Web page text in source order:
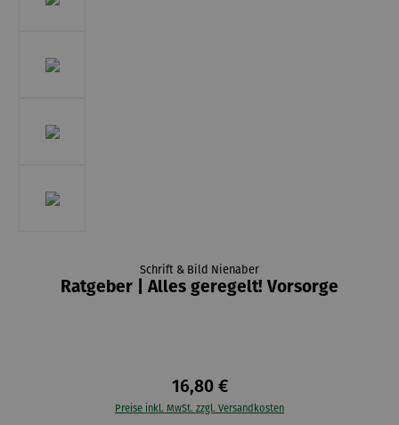
Schrift & Bild Nienaber
Ratgeber | Alles geregelt! Vorsorge
16,80 €
Preise inkl. MwSt. zzgl. Versandkosten